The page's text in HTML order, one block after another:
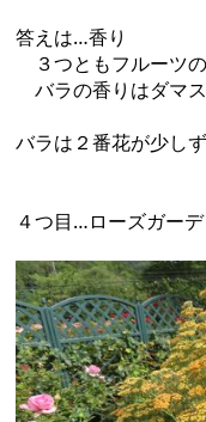
答えは…香り
３つともフルーツ
バラの香りはダマ
バラは２番花が少し
４つ目…ローズガー